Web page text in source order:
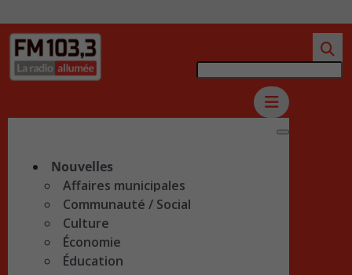
Nouvelles
Affaires municipales
Communauté / Social
Culture
Économie
Éducation